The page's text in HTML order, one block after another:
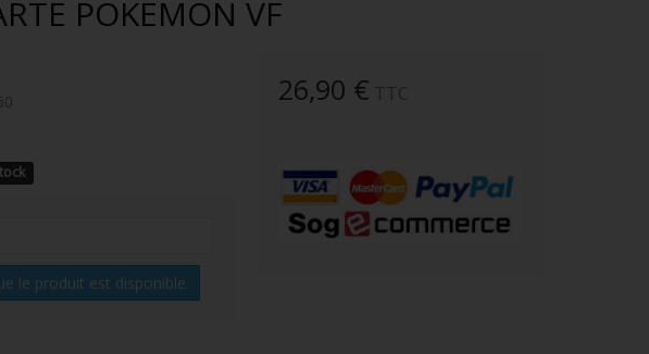
POKEMON VF
26,90 €
le produit est disponible